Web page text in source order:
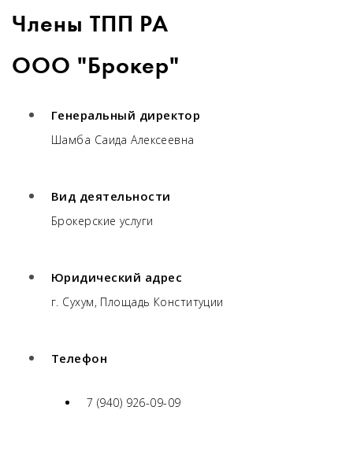
Члены ТПП РА
ООО "Брокер"
Генеральный директор
Шамба Саида Алексеевна
Вид деятельности
Брокерские услуги
Юридический адрес
г. Сухум, Площадь Конституции
Телефон
7 (940) 926-09-09